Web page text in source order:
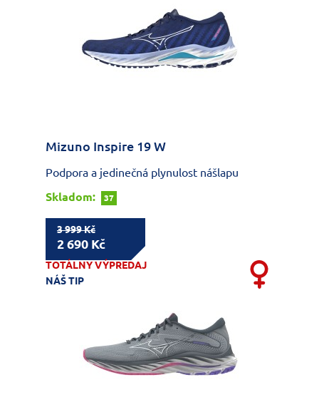
Mizuno Inspire 19 W
Podpora a jedinečná plynulost nášlapu
Skladom:
37
3 999 Kč
2 690 Kč
TOTÁLNY VÝPREDAJ
NÁŠ TIP